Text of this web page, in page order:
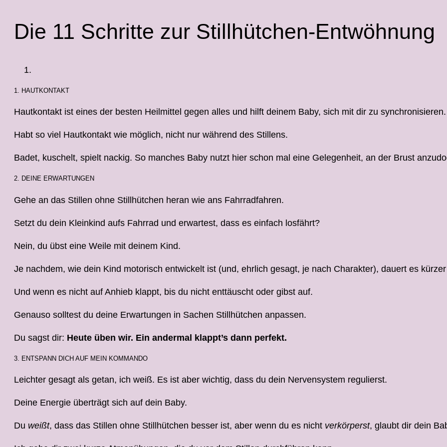
Die 11 Schritte zur Stillhütchen-Entwöhnung
1. HAUTKONTAKT
Hautkontakt ist eines der besten Heilmittel gegen alles und hilft deinem Baby, sich mit dir zu synchronisieren.
Habt so viel Hautkontakt wie möglich, nicht nur während des Stillens.
Badet, kuschelt, spielt nackig. So manches Baby nutzt hier schon mal eine Gelegenheit, an der Brust
2. DEINE ERWARTUNGEN
Gehe an das Stillen ohne Stillhütchen heran wie ans Fahrradfahren.
Setzt du dein Kleinkind aufs Fahrrad und erwartest, dass es einfach losfährt?
Nein, du übst eine Weile mit deinem Kind.
Je nachdem, wie dein Kind motorisch entwickelt ist (und, ehrlich gesagt, je nach Charakter), dauert es
Und wenn es nicht auf Anhieb klappt, bis du nicht enttäuscht oder gibst auf.
Genauso solltest du deine Erwartungen in Sachen Stillhütchen anpassen.
Du sagst dir: Heute üben wir. Ein andermal klappt’s dann perfekt.
3. ENTSPANN DICH AUF MEIN KOMMANDO
Leichter gesagt als getan, ich weiß. Es ist aber wichtig, dass du dein Nervensystem regulierst.
Deine Energie überträgt sich auf dein Baby.
Du weißt, dass das Stillen ohne Stillhütchen besser ist, aber wenn du es nicht verkörperst, glaubt dir dein